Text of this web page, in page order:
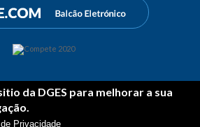
PARTILHAR
da DGES para melhorar a sua
Privacidade